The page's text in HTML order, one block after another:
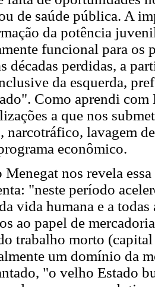
de saúde pública. A
da potência
funcional para os
décadas perdidas, a
da esquerda,
Como aprendi
a que nos
narcotráfico, lavagem
econômico.
nos revela
"neste período
vida humana e a
ao papel de
trabalho morto
um domínio da
"o velho Estado